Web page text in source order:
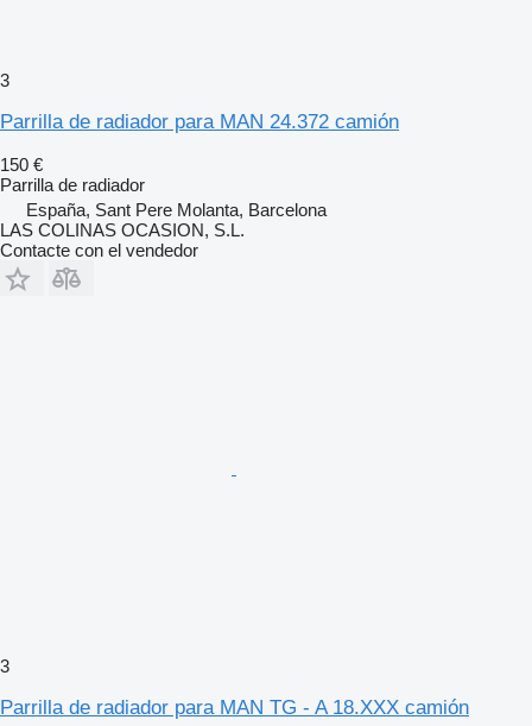
3
Parrilla de radiador para MAN 24.372 camión
150 €
Parrilla de radiador
España, Sant Pere Molanta, Barcelona
LAS COLINAS OCASION, S.L.
Contacte con el vendedor
3
Parrilla de radiador para MAN TG - A 18.XXX camión